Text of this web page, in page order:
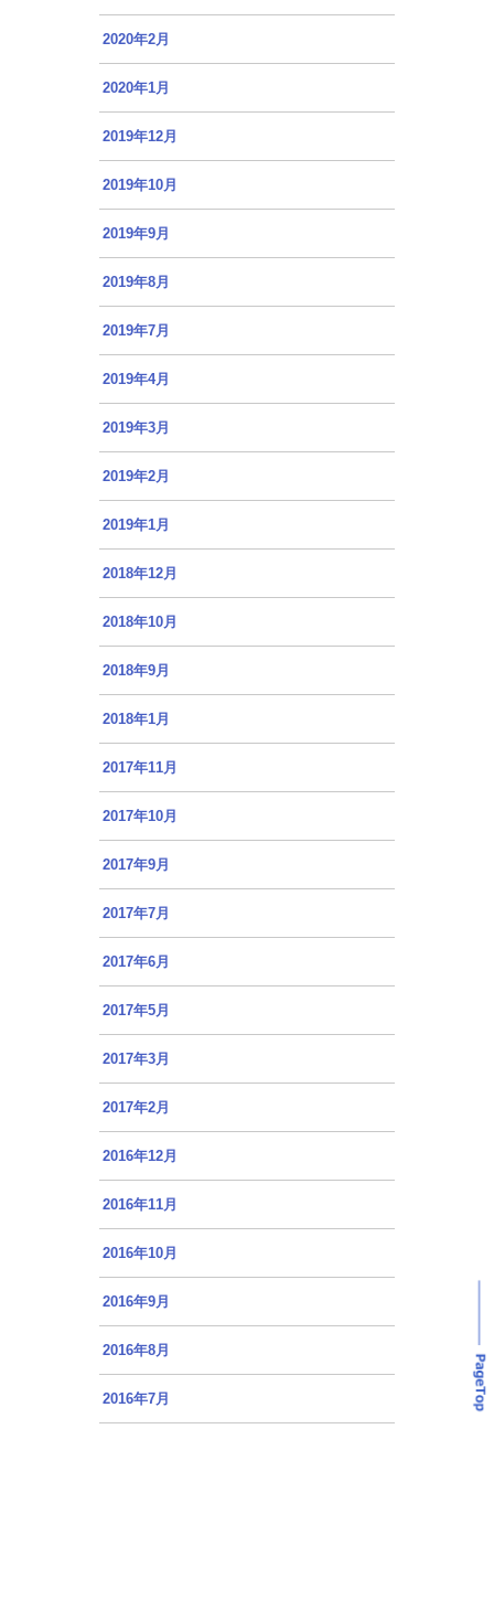
2020年2月
2020年1月
2019年12月
2019年10月
2019年9月
2019年8月
2019年7月
2019年4月
2019年3月
2019年2月
2019年1月
2018年12月
2018年10月
2018年9月
2018年1月
2017年11月
2017年10月
2017年9月
2017年7月
2017年6月
2017年5月
2017年3月
2017年2月
2016年12月
2016年11月
2016年10月
2016年9月
2016年8月
2016年7月